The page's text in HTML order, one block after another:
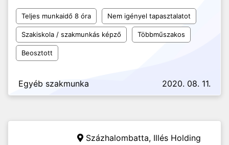
Teljes munkaidő 8 óra Nem igényel tapasztalatot
Szakiskola / szakmunkás képző Többműszakos
Beosztott
Egyéb szakmunka 2020. 08. 11.
Százhalombatta, Illés Holding